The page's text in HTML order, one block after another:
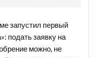
запустил первый
подать заявку на
можно, не